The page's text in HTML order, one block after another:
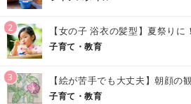
2
子育て・教育
3
子育て・教育